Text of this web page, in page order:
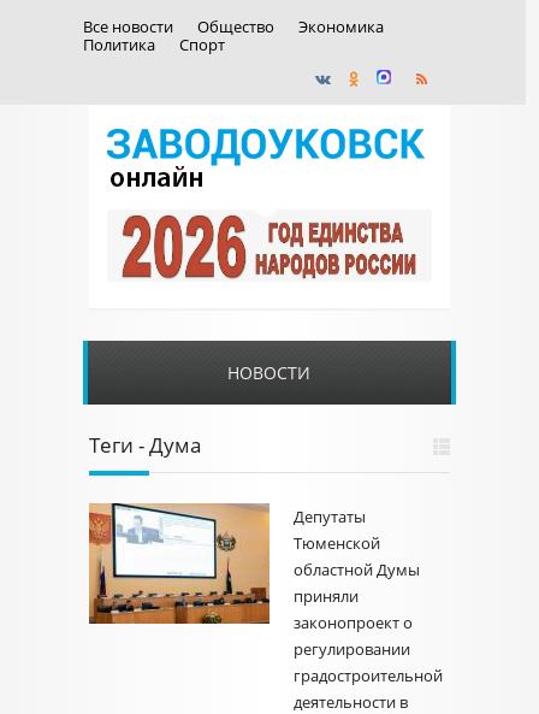
Все новости Общество
Экономика
Политика
Спорт
НОВОСТИ
Теги - Дума
Депутаты
Тюменской
областной Думы
приняли
законопроект о
регулировании
градостроительной
деятельности в